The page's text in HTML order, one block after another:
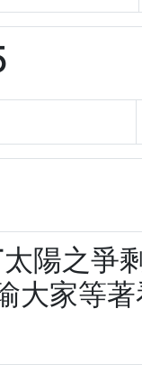
陽之爭
大家等